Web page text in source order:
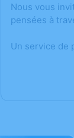
Nous vous
pensées à
Un service de